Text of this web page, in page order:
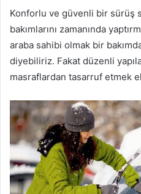
Konforlu ve güvenli bir sürüş
bakımlarını zamanında
araba sahibi olmak bir
diyebiliriz. Fakat düzenli
masraflardan tasarruf etmek